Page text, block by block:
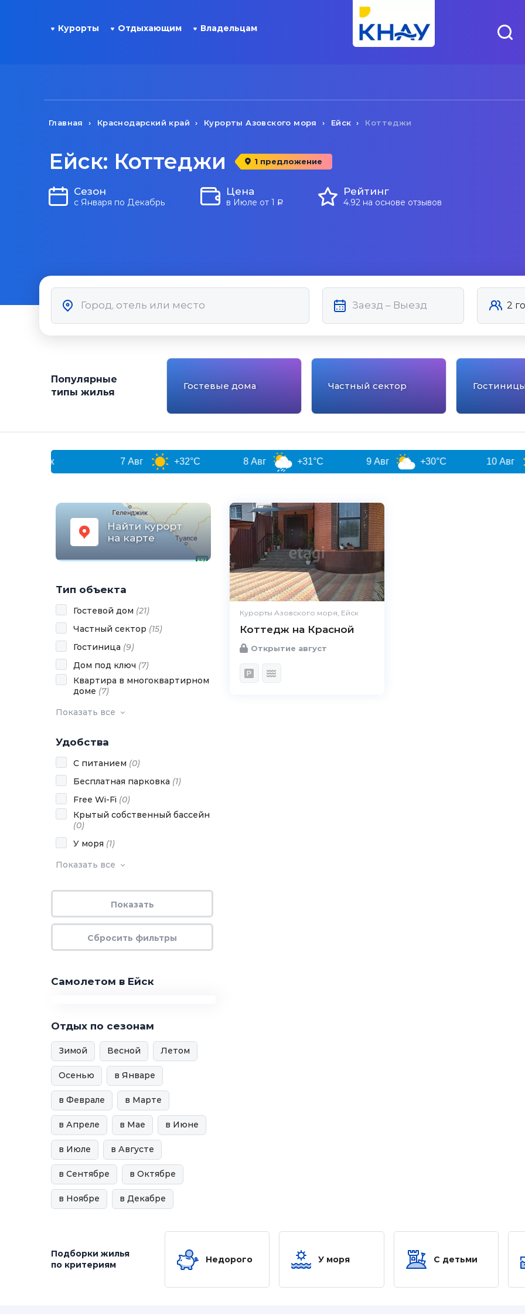
Курорты Отдыхающим Владельцам
Главная Краснодарский край Курорты Азовского моря Ейск Коттеджи
Ейск: Коттеджи 1 предложение
Сезон
с Января по Декабрь
Цена
в Июле от 1 a
Рейтинг
4.92 на основе отзывов
Популярные
типы жилья
Гостевые дома Частный сектор
+32°C +31°C +30°C
Найти курорт
на карте
Тип объекта
Гостевой дом (21)
Частный сектор (15)
Гостиница (9)
Дом под ключ (7)
Квартира в многоквартирном
доме (7)
Показать все
Удобства
С питанием (0)
Бесплатная парковка (1)
Free Wi-Fi (0)
Крытый собственный бассейн
(0)
У моря (1)
Показать все
Самолетом в Ейск
Отдых по сезонам
Зимой Весной Летом
Осенью в Январе
в Феврале в Марте
в Апреле в Мае в Июне
в Июле в Августе
в Сентябре в Октябре
в Ноябре в Декабре
Курорты Азовского моря, Ейск
Коттедж на Красной
Открытие август
Подборки жилья
по критериям
Недорого У моря С детьми